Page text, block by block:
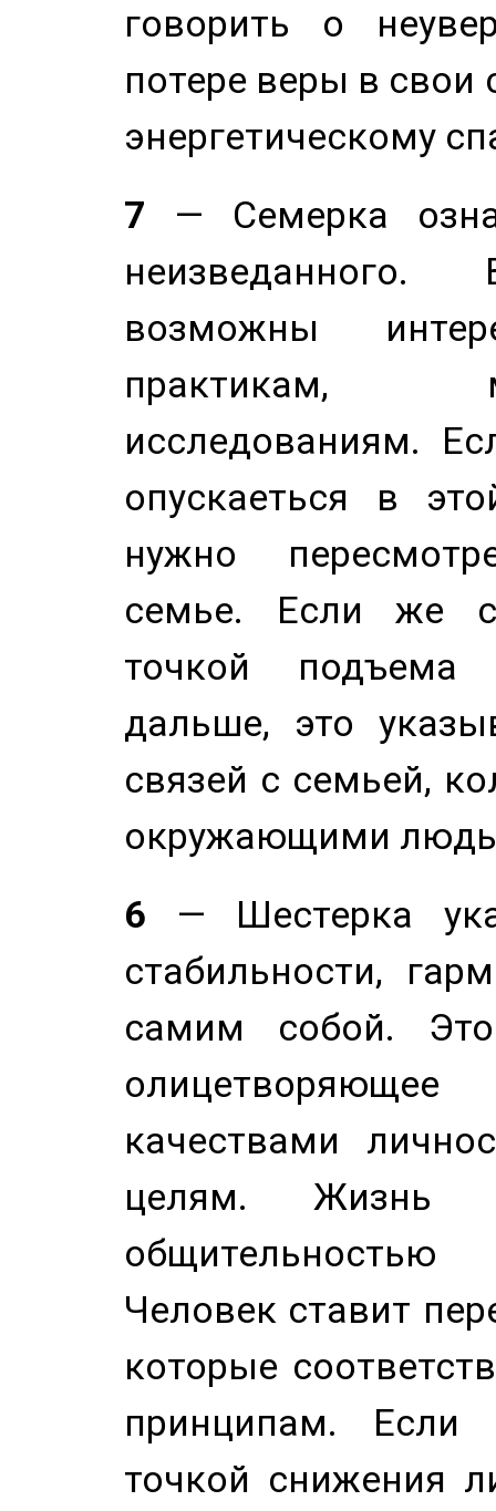
говорить о
потере веры в свои
энергетическому
7 — Семерка
возможны
практикам,
исследованиям.
опускаеться в
нужно
семье. Если же
точкой
дальше, это
связей с семьей,
окружающими
6 — Шестерка
стабильности,
самим собой.
качествами
целям. Жизнь
Человек ставит
которые
принципам. Если
точкой снижения